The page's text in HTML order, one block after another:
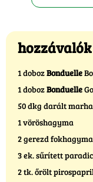
1 dobozBonduelle
1 dobozBonduelle
50 dkg darált
1 vöröshagyma
2 gerezd fokhagyma
3 ek. sűrített
2 tk. őrölt